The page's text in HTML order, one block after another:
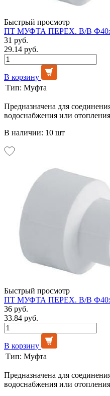
Быстрый просмотр
ПТ МУФТА ПЕРЕХ. В/В
31 руб.
29.14 руб.
В корзину
Тип: Муфта
Предназначена для
водоснабжения или
В наличии: 10 шт
Быстрый просмотр
ПТ МУФТА ПЕРЕХ. В/В
36 руб.
33.84 руб.
В корзину
Тип: Муфта
Предназначена для
водоснабжения или